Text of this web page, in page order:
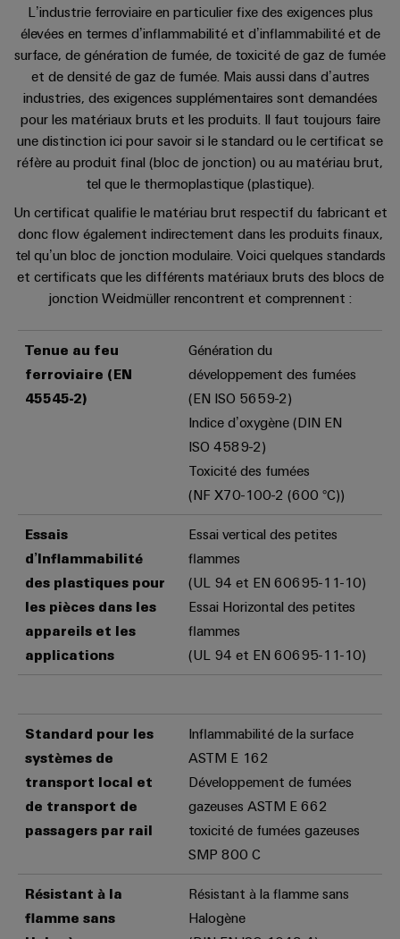
L’industrie ferroviaire en particulier fixe des exigences plus
élevées en termes d’inflammabilité et d’inflammabilité et de
surface, de génération de fumée, de toxicité de gaz de fumée
et de densité de gaz de fumée. Mais aussi dans d’autres
industries, des exigences supplémentaires sont demandées
pour les matériaux bruts et les produits. Il faut toujours faire
une distinction ici pour savoir si le standard ou le certificat se
réfère au produit final (bloc de jonction) ou au matériau brut,
tel que le thermoplastique (plastique).
Un certificat qualifie le matériau brut respectif du fabricant et
donc flow également indirectement dans les produits finaux,
tel qu’un bloc de jonction modulaire. Voici quelques standards
et certificats que les différents matériaux bruts des blocs de
jonction Weidmüller rencontrent et comprennent :
Tenue au feu
ferroviaire (EN
45545-2)
Génération du
développement des fumées
(EN ISO 5659-2)
Indice d’oxygène (DIN EN
ISO 4589-2)
Toxicité des fumées
(NF X70-100-2 (600 °C))
Essais
d’Inflammabilité
des plastiques pour
les pièces dans les
appareils et les
applications
Essai vertical des petites
flammes
(UL 94 et EN 60695-11-10)
Essai Horizontal des petites
flammes
(UL 94 et EN 60695-11-10)
Standard pour les
systèmes de
transport local et
de transport de
passagers par rail
Inflammabilité de la surface
ASTM E 162
Développement de fumées
gazeuses ASTM E 662
toxicité de fumées gazeuses
SMP 800 C
Résistant à la
flamme sans
Résistant à la flamme sans
Halogène